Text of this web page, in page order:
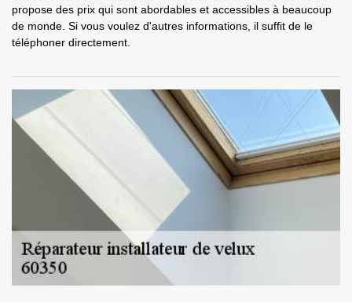
propose des prix qui sont abordables et accessibles à beaucoup
de monde. Si vous voulez d'autres informations, il suffit de le
téléphoner directement.